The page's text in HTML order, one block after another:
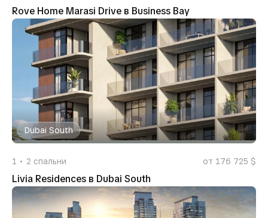
Rove Home Marasi Drive в Business Bay
Dubai South
1 2 спальни от 176 725 $
Livia Residences в Dubai South